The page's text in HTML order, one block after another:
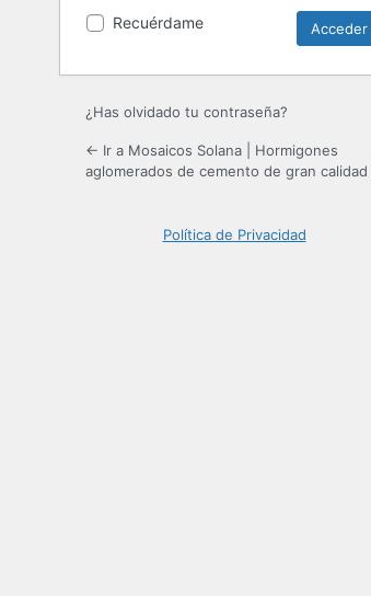
Recuérdame
¿Has olvidado tu contraseña?
← Ir a Mosaicos Solana | Hormigones
aglomerados de cemento de gran calidad
Política de Privacidad